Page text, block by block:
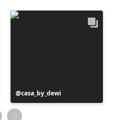
Η
ανάρτηση
δημοσιεύθηκε
casa_by_dewi